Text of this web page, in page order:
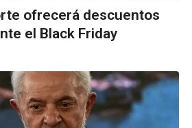
ofrecerá descuentos
el Black Friday